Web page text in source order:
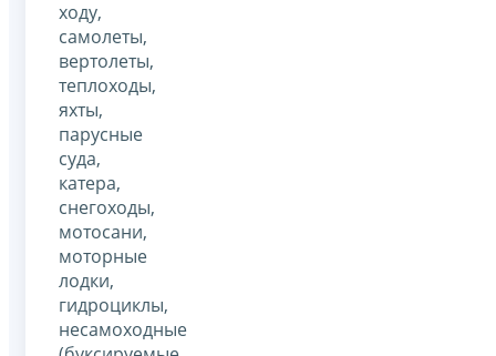
ходу,
самолеты,
вертолеты,
теплоходы,
яхты,
парусные
суда,
катера,
снегоходы,
мотосани,
моторные
лодки,
гидроциклы,
несамоходные